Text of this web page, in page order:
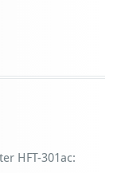
HFT-301ac: